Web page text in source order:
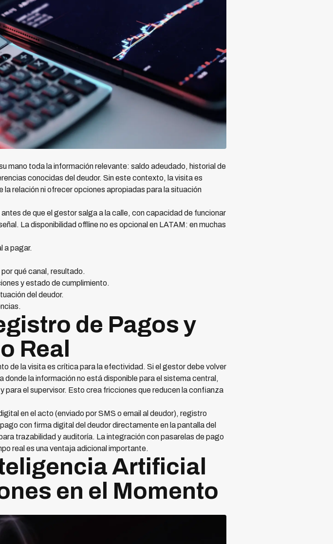
mano toda la información relevante: saldo adeudado, historial de
conocidas del deudor. Sin este contexto, la visita es
relación ni ofrecer opciones apropiadas para la situación
de que el gestor salga a la calle, con capacidad de funcionar
La disponibilidad offline no es opcional en LATAM: en muchas
a pagar.
qué canal, resultado.
y estado de cumplimiento.
del deudor.
de Pagos y
Real
de la visita es crítica para la efectividad. Si el gestor debe volver
la información no está disponible para el sistema central,
para el supervisor. Esto crea fricciones que reducen la confianza
en el acto (enviado por SMS o email al deudor), registro
con firma digital del deudor directamente en la pantalla del
trazabilidad y auditoría. La integración con pasarelas de pago
real es una ventaja adicional importante.
Artificial
en el Momento